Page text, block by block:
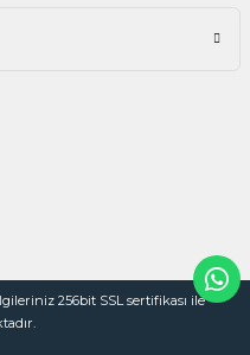
256bit SSL sertifikası ile